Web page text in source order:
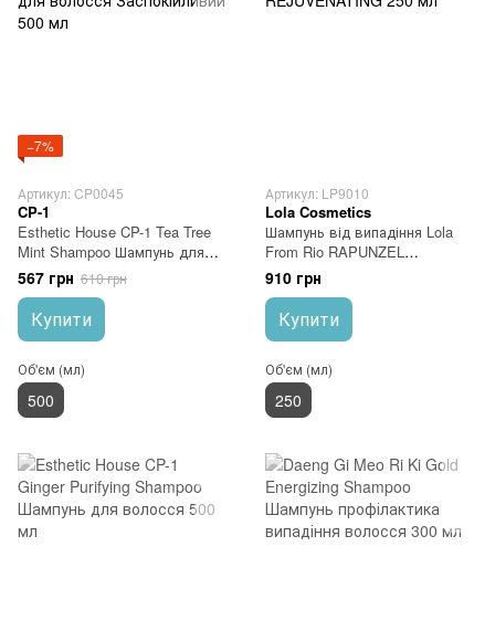
−7%
Артикул: CP0045
CP-1
Esthetic House CP-1 Tea Tree
Mint Shampoo Шампунь для
волосся Заспокійливий 500
мл
567 грн 610 грн
Купити
Об'єм (мл)
500
Артикул: LP9010
Lola Cosmetics
Шампунь від випадіння Lola
From Rio RAPUNZEL
REJUVENATING 250 мл
910 грн
Купити
Об'єм (мл)
250